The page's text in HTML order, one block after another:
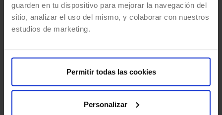
guarden en tu dispositivo para mejorar la navegación del
sitio, analizar el uso del mismo, y colaborar con nuestros
estudios de marketing.
Permitir todas las cookies
Personalizar
El impacto de SAP CIAM en el
Las empresas que implementan SAP CIAM
obtienen ventajas estratégicas como: